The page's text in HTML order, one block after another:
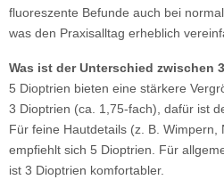
fluoreszente Befunde auch bei
was den Praxisalltag erheblich
Was ist der Unterschied zwischen
5 Dioptrien bieten eine stärkere
3 Dioptrien (ca. 1,75-fach), dafür ist
Für feine Hautdetails (z. B. Wimpern,
empfiehlt sich 5 Dioptrien. Für
ist 3 Dioptrien komfortabler.